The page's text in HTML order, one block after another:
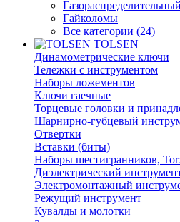
Гайколомы
Все категории (24)
TOLSEN
Динамометрические ключи
Тележки с инструментом
Наборы ложементов
Ключи гаечные
Торцевые головки и
Шарнирно-губцевый
Отвертки
Вставки (биты)
Наборы шестигранников,
Диэлектрический
Электромонтажный
Режущий инструмент
Кувалды и молотки